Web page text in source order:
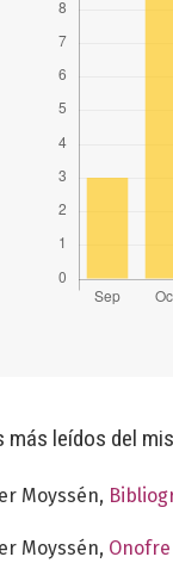
más leídos del
Moyssén,
Moyssén,